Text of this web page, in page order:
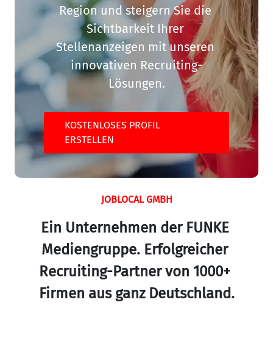
Region und steigern Sie die
Sichtbarkeit Ihrer
Stellenanzeigen mit unseren
innovativen Recruiting-
Lösungen.
KOSTENLOSES PROFIL
ERSTELLEN
JOBLOCAL GMBH
Ein Unternehmen der FUNKE
Mediengruppe. Erfolgreicher
Recruiting-Partner von 1000+
Firmen aus ganz Deutschland.